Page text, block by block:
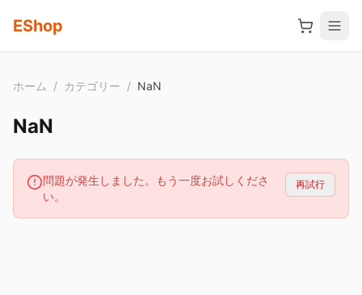
EShop
ホーム / カテゴリー / NaN
NaN
問題が発生しました。もう一度お試しくださ
い。
再試行